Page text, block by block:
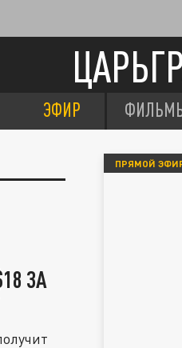
ЭФИР
ЗА
ПРЯМОЙ